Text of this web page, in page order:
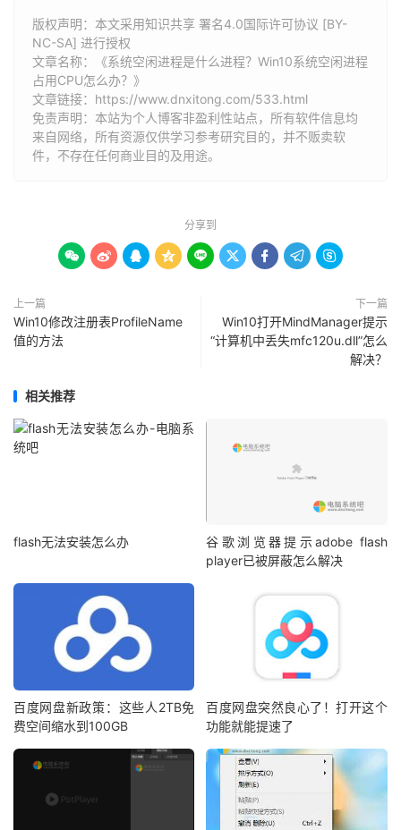
版权声明：本文采用知识共享 署名4.0国际许可协议 [BY-
NC-SA] 进行授权
文章名称：《系统空闲进程是什么进程？Win10系统空闲进程
占用CPU怎么办？》
文章链接： https://www.dnxitong.com/533.html
免责声明：本站为个人博客非盈利性站点，所有软件信息均
来自网络，所有资源仅供学习参考研究目的，并不贩卖软
件，不存在任何商业目的及用途。
分享到
        
上一篇
Win10修改注册表ProfileName
值的方法
下一篇
Win10打开MindManager提示
“计算机中丢失mfc120u.dll”怎么
解决？
相关推荐
flash无法安装怎么办
谷歌浏览器提示adobe flash
player已被屏蔽怎么解决
百度网盘新政策：这些人2TB免
费空间缩水到100GB
百度网盘突然良心了！打开这个
功能就能提速了